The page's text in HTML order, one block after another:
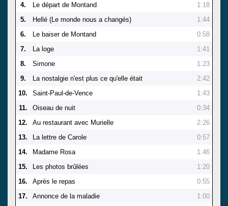
4.
Le départ de Montand
1:18
5.
Hellé (Le monde nous a changés)
1:44
6.
Le baiser de Montand
0:58
7.
La loge
1:41
8.
Simone
1:23
9.
La nostalgie n'est plus ce qu'elle était
2:42
10.
Saint-Paul-de-Vence
1:43
11.
Oiseau de nuit
0:34
12.
Au restaurant avec Murielle
2:26
13.
La lettre de Carole
0:57
14.
Madame Rosa
1:46
15.
Les photos brûlées
1:20
16.
Après le repas
0:55
17.
Annonce de la maladie
1:00